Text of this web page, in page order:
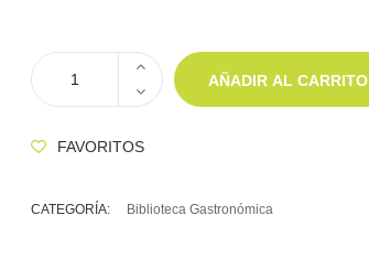
AÑADIR AL CARRITO
FAVORITOS
CATEGORÍA: Biblioteca Gastronómica